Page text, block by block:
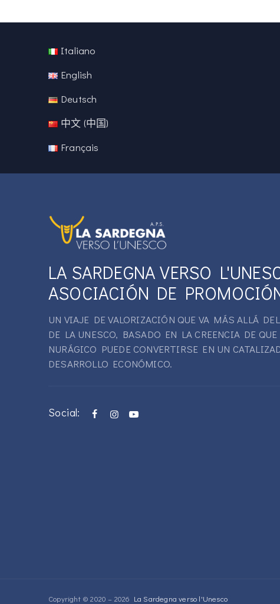
Italiano
English
Deutsch
中文 (中国)
Français
LA SARDEGNA VERSO
ASOCIACIÓN DE
UN VIAJE DE VALORIZACIÓN QUE VA MÁS ALLÁ
DE LA UNESCO, BASADO EN LA CREENCIA DE
NURÁGICO PUEDE CONVERTIRSE EN UN
DESARROLLO ECONÓMICO.
Social:
Copyright © 2020 – 2026 La Sardegna verso l'Unesco